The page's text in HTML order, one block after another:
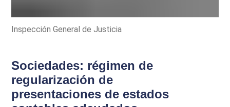
Inspección General de Justicia
Sociedades: régimen de
regularización de
presentaciones de estados